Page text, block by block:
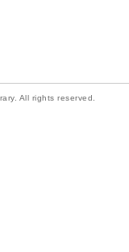
All rights reserved.